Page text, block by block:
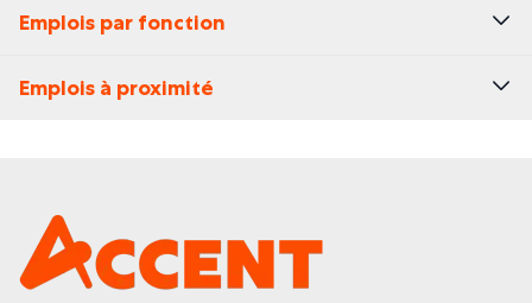
Emplois par fonction
Emplois à proximité